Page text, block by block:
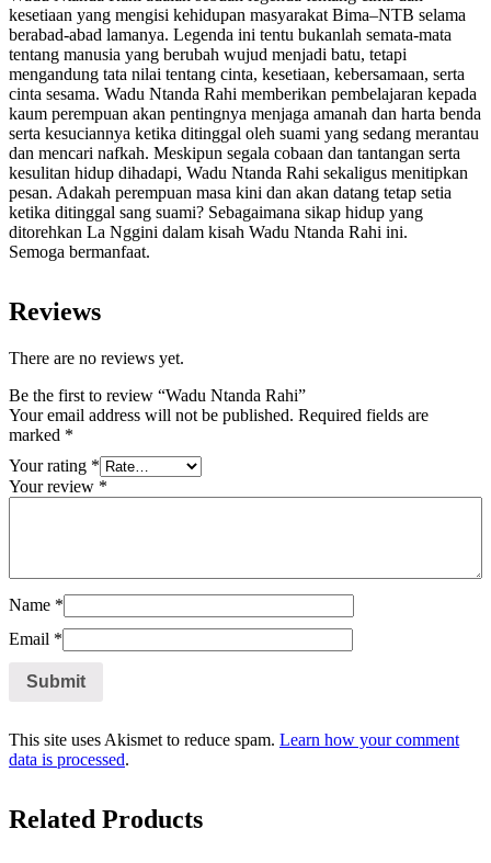
kesetiaan yang mengisi kehidupan masyarakat Bima–NTB selama
berabad-abad lamanya. Legenda ini tentu bukanlah semata-mata
tentang manusia yang berubah wujud menjadi batu, tetapi
mengandung tata nilai tentang cinta, kesetiaan, kebersamaan, serta
cinta sesama. Wadu Ntanda Rahi memberikan pembelajaran kepada
kaum perempuan akan pentingnya menjaga amanah dan harta benda
serta kesuciannya ketika ditinggal oleh suami yang sedang merantau
dan mencari nafkah. Meskipun segala cobaan dan tantangan serta
kesulitan hidup dihadapi, Wadu Ntanda Rahi sekaligus menitipkan
pesan. Adakah perempuan masa kini dan akan datang tetap setia
ketika ditinggal sang suami? Sebagaimana sikap hidup yang
ditorehkan La Nggini dalam kisah Wadu Ntanda Rahi ini.
Semoga bermanfaat.
Reviews
There are no reviews yet.
Be the first to review “Wadu Ntanda Rahi”
Your email address will not be published. Required fields are
marked *
Your rating *
Your review *
Name *
Email *
This site uses Akismet to reduce spam. Learn how your comment
data is processed.
Related Products